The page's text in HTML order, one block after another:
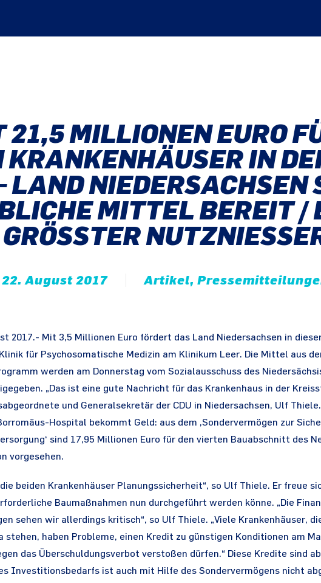
21,5 MILLIONEN EURO
KRANKENHÄUSER IN
LAND NIEDERSACHSEN
MITTEL BEREIT /
GRÖSSTER
22. August 2017 Artikel,
2017.- Mit 3,5 Millionen Euro fördert das Land Niedersachsen in
für Psychosomatische Medizin am Klinikum Leer. Die Mittel aus
werden am Donnerstag vom Sozialausschuss des
„Das ist eine gute Nachricht für das Krankenhaus in der
und Generalsekretär der CDU in Niedersachsen, Ulf
Hospital bekommt Geld: aus dem ‚Sondervermögen zur
sind 17,95 Millionen Euro für den vierten Bauabschnitt des
vorgesehen.
beiden Krankenhäuser Planungssicherheit“, so Ulf Thiele. Er freue
Baumaßnahmen nun durchgeführt werden könne. „Die
sehen wir allerdings kritisch“, so Ulf Thiele. „Viele Krankenhäuser,
stehen, haben Probleme, einen Kredit zu günstigen Konditionen am
das Überschuldungsverbot verstoßen dürfen.“ Diese Kredite sind
Investitionsbedarfs ist auch mit Hilfe des Sondervermögens nicht